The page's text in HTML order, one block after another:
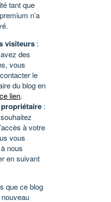
tant que
n’a
visiteurs :
des
vous
le
du blog en
ce lien.
:
à votre
vous
nous
en suivant
que ce blog